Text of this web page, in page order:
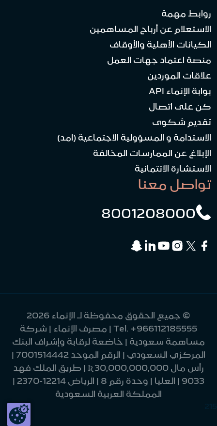
روابط مهمة
الاستعلام عن أرباح المساهمين
الكيانات الأهلية والأوقاف
منصة اعتماد جهات العمل
علاقات الموردين
بوابة الإنماء API
كن على اتصال
تقديم شكوى
الاستدامة و المسؤولية الاجتماعية (امد)
الإبلاغ عن الممارسات المخالفة
الاستشارة الائتمانية
تواصل معنا
8001208000
© جميع الحقوق محفوظة لـ الإنماء 2026
Tel. +966112185555
| مصرف الإنماء | شركة
مساهمة سعودية | خاضعة لرقابة وإشراف البنك
المركزي السعودي | الرقم الموحد 7001514442 |
رأس مال 30,000,000,000 Ʀ | طريق الملك فهد
9033 | العليا | وحدة رقم 8 | الرياض 12214-2370 |
المملكة العربية السعودية